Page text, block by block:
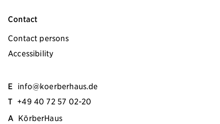
Contact
Contact persons
Accessibility
E info@koerberhaus.de
T +49 40 72 57 02-20
A KörberHaus